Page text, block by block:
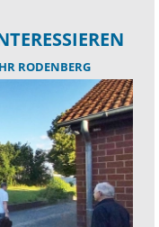
RODENBERG